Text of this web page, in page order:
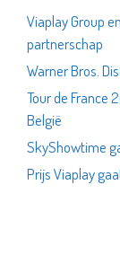
Viaplay Group
partnerschap
Warner Bros.
Tour de France
België
SkyShowtime
Prijs Viaplay